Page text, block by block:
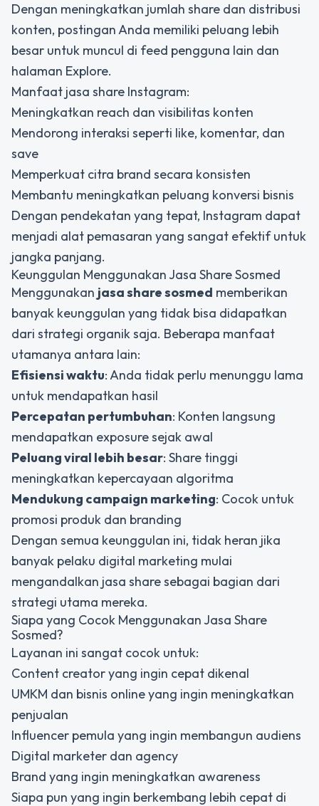
Dengan meningkatkan jumlah share dan distribusi
konten, postingan Anda memiliki peluang lebih
besar untuk muncul di feed pengguna lain dan
halaman Explore.
Manfaat jasa share Instagram:
Meningkatkan reach dan visibilitas konten
Mendorong interaksi seperti like, komentar, dan
save
Memperkuat citra brand secara konsisten
Membantu meningkatkan peluang konversi bisnis
Dengan pendekatan yang tepat, Instagram dapat
menjadi alat pemasaran yang sangat efektif untuk
jangka panjang.
Keunggulan Menggunakan Jasa Share Sosmed
Menggunakan jasa share sosmed memberikan
banyak keunggulan yang tidak bisa didapatkan
dari strategi organik saja. Beberapa manfaat
utamanya antara lain:
Efisiensi waktu: Anda tidak perlu menunggu lama
untuk mendapatkan hasil
Percepatan pertumbuhan: Konten langsung
mendapatkan exposure sejak awal
Peluang viral lebih besar: Share tinggi
meningkatkan kepercayaan algoritma
Mendukung campaign marketing: Cocok untuk
promosi produk dan branding
Dengan semua keunggulan ini, tidak heran jika
banyak pelaku digital marketing mulai
mengandalkan jasa share sebagai bagian dari
strategi utama mereka.
Siapa yang Cocok Menggunakan Jasa Share
Sosmed?
Layanan ini sangat cocok untuk:
Content creator yang ingin cepat dikenal
UMKM dan bisnis online yang ingin meningkatkan
penjualan
Influencer pemula yang ingin membangun audiens
Digital marketer dan agency
Brand yang ingin meningkatkan awareness
Siapa pun yang ingin berkembang lebih cepat di